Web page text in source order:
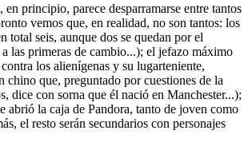
en principio, parece desparramarse entre tantos
vemos que, en realidad, no son tantos: los
total seis, aunque dos se quedan por el
las primeras de cambio...); el jefazo máximo
los alienígenas y su lugarteniente,
chino que, preguntado por cuestiones de la
dice con sorna que él nació en Manchester...);
abrió la caja de Pandora, tanto de joven como
el resto serán secundarios con personajes